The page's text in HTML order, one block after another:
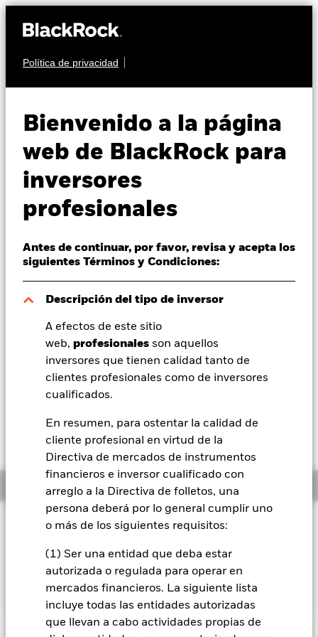
Política de privacidad
Bienvenido a la página
web de BlackRock para
inversores
profesionales
Antes de continuar, por favor, revisa y acepta los
siguientes Términos y Condiciones:
Descripción del tipo de inversor
A efectos de este sitio
web, profesionales son aquellos
inversores que tienen calidad tanto de
clientes profesionales como de inversores
cualificados.
En resumen, para ostentar la calidad de
cliente profesional en virtud de la
Directiva de mercados de instrumentos
financieros e inversor cualificado con
arreglo a la Directiva de folletos, una
persona deberá por lo general cumplir uno
o más de los siguientes requisitos:
(1) Ser una entidad que deba estar
autorizada o regulada para operar en
mercados financieros. La siguiente lista
incluye todas las entidades autorizadas
que llevan a cabo actividades propias de
Perspectivas
Visión de mercado
Educación
Profesionales
España
Change location
BlackRock
iShares
Nuestra compañía
Duration Corp
Bond UCITS ETF
EUR 4,87
Variación del valor liquidativo a 07 ago 2026
EUR 0,01 (0,11%)
Rentabilidad total medida con valor liquidativo a 06 ago 2026
0,15%
Rendimiento a peor a 06 ago 2026
4,72%
Información general
Filosofía de inversión
compuesto por bonos corporativos con grado de inversión
denominados en dólares estadounidenses.